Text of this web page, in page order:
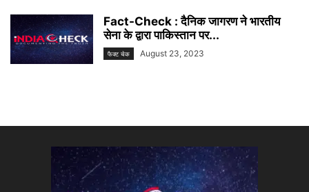
Fact-Check : दैनिक जागरण ने भारतीय
सेना के द्वारा पाकिस्तान पर...
फैक्ट चेक August 23, 2023